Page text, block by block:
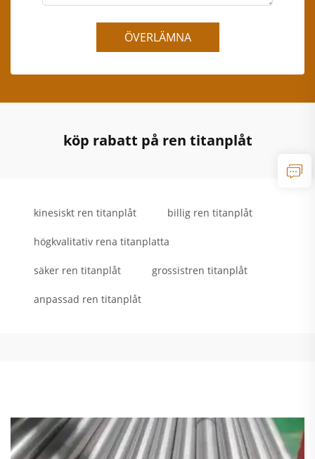
ÖVERLÄMNA
köp rabatt på ren titanplåt
kinesiskt ren titanplåt billig ren titanplåt
högkvalitativ rena titanplatta
säker ren titanplåt grossistren titanplåt
anpassad ren titanplåt